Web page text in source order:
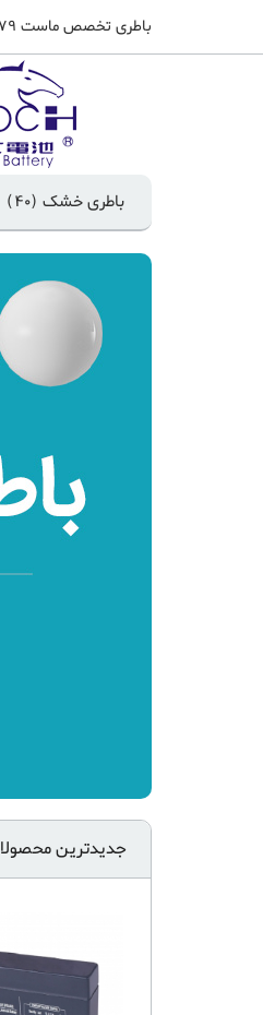
باطری تخصص ماست 53179-021
باطری خشک (40)
جدیدترین